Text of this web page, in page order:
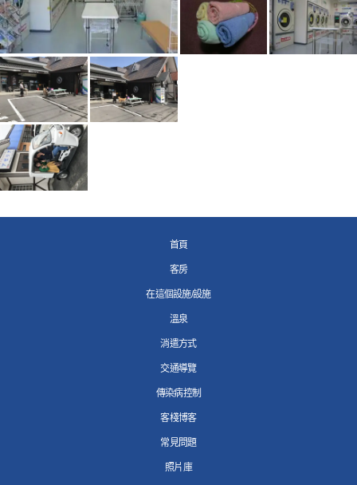
首頁
客房
在這個設施/設施
溫泉
消遣方式
交通導覽
傳染病控制
客棧博客
常見問題
照片庫